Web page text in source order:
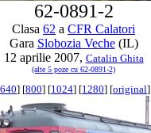
62-0891-2
Clasa 62 a CFR Calatori
Gara Slobozia Veche(IL)
12 aprilie 2007, Catalin Ghita
(alte 5 poze cu 62-0891-2)
640] [800] [1024] [1280] [original]